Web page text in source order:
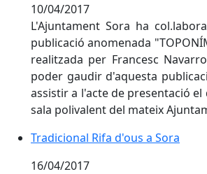
10/04/2017
L'Ajuntament Sora ha
publicació anomenada
realitzada per Francesc
poder gaudir d'aquesta
assistir a l'acte de presentació el
sala polivalent del mateix
Tradicional Rifa d'ous a Sora
Tradicional Rifa d'ous a Sora
16/04/2017